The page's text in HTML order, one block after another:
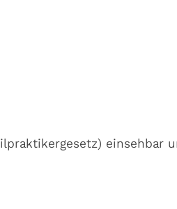
einsehbar